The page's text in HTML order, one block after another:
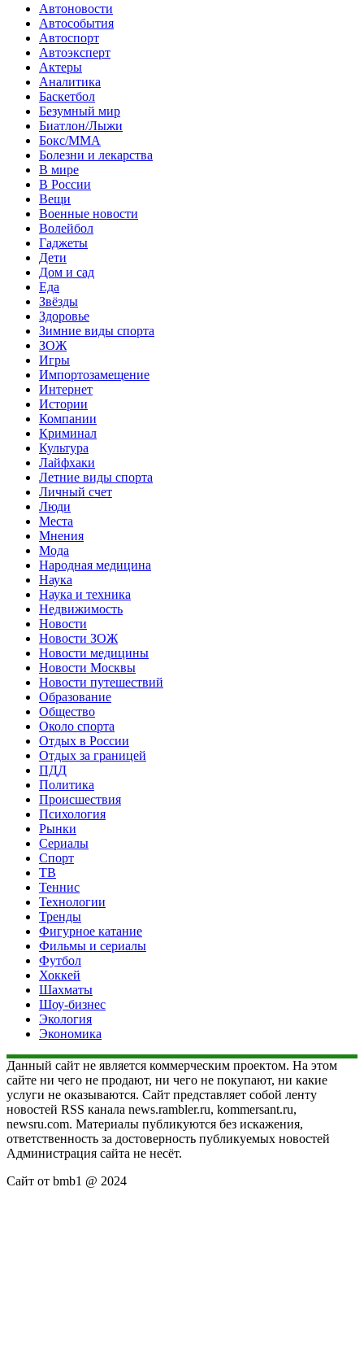
Автоновости
Автособытия
Автоспорт
Автоэксперт
Актеры
Аналитика
Баскетбол
Безумный мир
Биатлон/Лыжи
Бокс/MMA
Болезни и лекарства
В мире
В России
Вещи
Военные новости
Волейбол
Гаджеты
Дети
Дом и сад
Еда
Звёзды
Здоровье
Зимние виды спорта
ЗОЖ
Игры
Импортозамещение
Интернет
Истории
Компании
Криминал
Культура
Лайфхаки
Летние виды спорта
Личный счет
Люди
Места
Мнения
Мода
Народная медицина
Наука
Наука и техника
Недвижимость
Новости
Новости ЗОЖ
Новости медицины
Новости Москвы
Новости путешествий
Образование
Общество
Около спорта
Отдых в России
Отдых за границей
ПДД
Политика
Происшествия
Психология
Рынки
Сериалы
Спорт
ТВ
Теннис
Технологии
Тренды
Фигурное катание
Фильмы и сериалы
Футбол
Хоккей
Шахматы
Шоу-бизнес
Экология
Экономика
Данный сайт не является коммерческим проектом. На этом
сайте ни чего не продают, ни чего не покупают, ни какие
услуги не оказываются. Сайт представляет собой ленту
новостей RSS канала news.rambler.ru, kommersant.ru,
newsru.com. Материалы публикуются без искажения,
ответственность за достоверность публикуемых новостей
Администрация сайта не несёт.
Сайт от bmb1 @ 2024